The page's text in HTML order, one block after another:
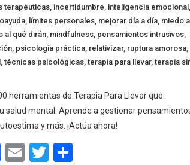
terapéuticas, incertidumbre, inteligencia emocional ,
, límites personales, mejorar día a día, miedo
al qué dirán, mindfulness, pensamientos intrusivos,
, psicología práctica, relativizar, ruptura amorosa,
,técnicas psicológicas,terapia para llevar,terapia
herramientas de Terapia Para Llevar que
salud mental. Aprende a gestionar
y más. ¡Actúa ahora!
Facebook
EmailTwitter
Share